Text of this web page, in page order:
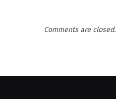
Comments are closed.